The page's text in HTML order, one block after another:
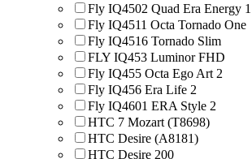
Fly IQ4502 Quad Era Energy 1
Fly IQ4511 Octa Tornado One
Fly IQ4516 Tornado Slim
FLY IQ453 Luminor FHD
Fly IQ455 Octa Ego Art 2
Fly IQ456 Era Life 2
Fly IQ4601 ERA Style 2
HTC 7 Mozart (T8698)
HTC Desire (A8181)
HTC Desire 200